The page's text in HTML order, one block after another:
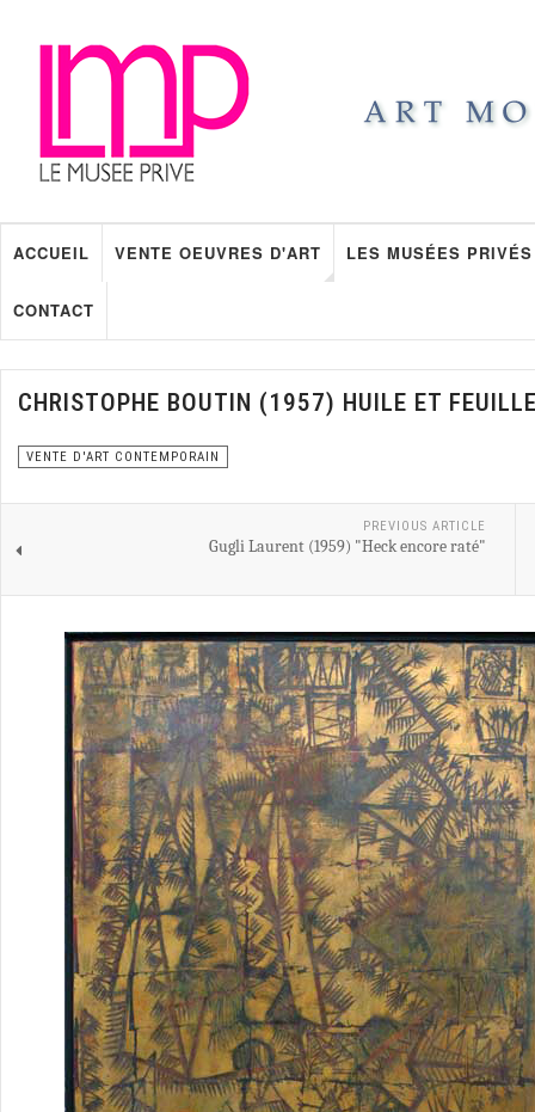
ACCUEIL VENTE OEUVRES D'ART LES MUSÉES PRIVÉS
CONTACT
CHRISTOPHE BOUTIN (1957) HUILE ET
VENTE D'ART CONTEMPORAIN
PREVIOUS ARTICLE
Gugli Laurent (1959) "Heck encore raté"